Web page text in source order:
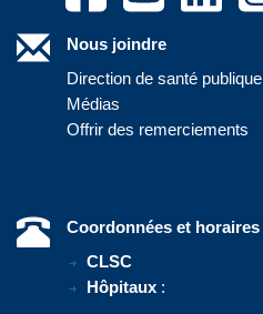
Nous joindre
Direction de santé publique
Médias
Offrir des remerciements
Coordonnées et horaires
CLSC
Hôpitaux :